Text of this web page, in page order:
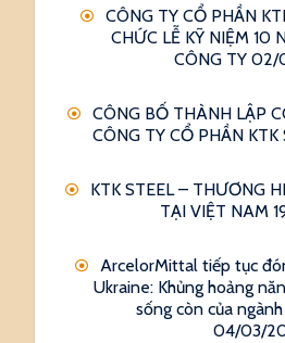
CÔNG TY CỔ PHẦN
CHỨC LỄ KỸ NIỆM 10
CÔNG TY 02/
CÔNG BỐ THÀNH LẬP
CÔNG TY CỔ PHẦN KTK
KTK STEEL – THƯƠNG
TẠI VIỆT NAM
ArcelorMittal tiếp tục
Ukraine: Khủng hoảng
sống còn của
04/03/